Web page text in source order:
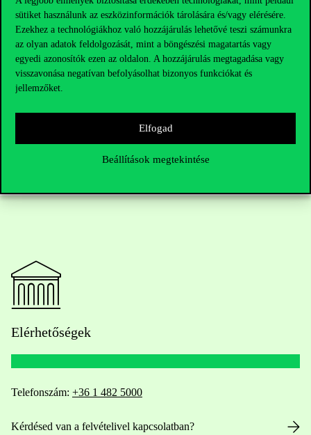
sütiket használunk az eszközinformációk tárolására és/vagy elérésére.
Ezekhez a technológiákhoz való hozzájárulás lehetővé teszi számunkra
az olyan adatok feldolgozását, mint a böngészési magatartás vagy
egyedi azonosítók ezen az oldalon. A hozzájárulás megtagadása vagy
visszavonása negatívan befolyásolhat bizonyos funkciókat és
jellemzőket.
Elfogad
Beállítások megtekintése
2021. március 17. szerda /TEAMS link a programnaphoz
való csatlakozáshoz
14.00-15.30 Csicsmann László, akadémiai műhelyekért
felelős rektorhelyettes és Csentericsné Arnold Zsuzsanna, HR
vezető – Téma: Faculty Development Projekt, HR és
Elérhetőségek
Telefonszám: +36 1 482 5000
Kérdésed van a felvételivel kapcsolatban?